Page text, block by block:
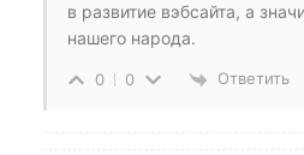
в развитие вэбсайта, а
нашего народа.
0 0 Ответить